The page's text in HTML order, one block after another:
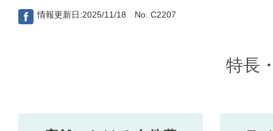
情報更新日:2025/11/18 No. C2207
特長